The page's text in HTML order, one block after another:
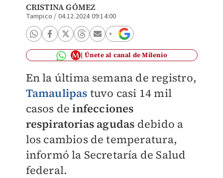
CRISTINA GÓMEZ
Tampico / 04.12.2024 09:14:00
Únete al canal de Milenio
En la última semana de registro,
Tamaulipas tuvo casi 14 mil
casos deinfecciones
respiratorias agudas debido a
los cambios de temperatura,
informó la Secretaría de Salud
federal.